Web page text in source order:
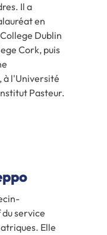
Il a
en
Dublin
Cork, puis
à l'Université
Pasteur.
service
Elle